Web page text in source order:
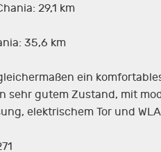
29,1 km
35,6 km
ein
sehr gutem Zustand, mit
elektrischem Tor und